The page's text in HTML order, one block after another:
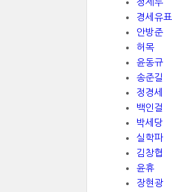
경세유표
안방준
허목
윤동규
송준길
정경세
백인걸
박세당
실학파
김창협
윤휴
장현광